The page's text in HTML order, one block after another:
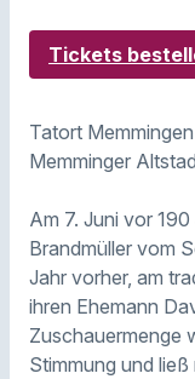
Tickets
Tatort
Memminger
Am 7. Juni vor
Brandmüller vom
Jahr vorher, am
ihren Ehemann
Zuschauermenge
Stimmung und